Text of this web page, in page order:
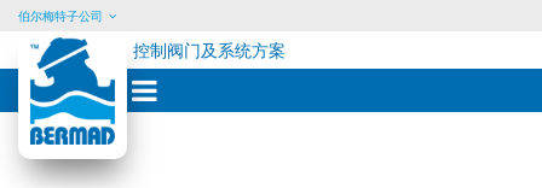
Skip
content
伯尔梅特子公司
控制阀门及系统方案